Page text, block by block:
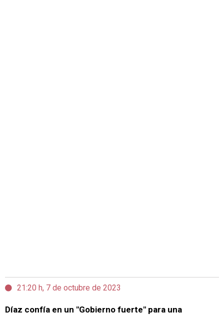
21:20 h, 7 de octubre de 2023
Díaz confía en un "Gobierno fuerte" para una